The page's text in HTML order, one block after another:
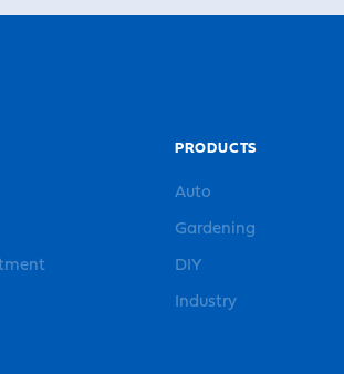
PRODUCTS
Auto
Gardening
DIY
Industry